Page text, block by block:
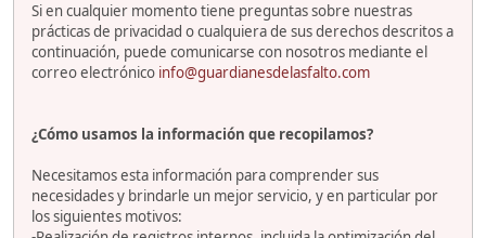
Si en cualquier momento tiene preguntas sobre nuestras
prácticas de privacidad o cualquiera de sus derechos descritos a
continuación, puede comunicarse con nosotros mediante el
correo electrónico info@guardianesdelasfalto.com
¿Cómo usamos la información que recopilamos?
Necesitamos esta información para comprender sus
necesidades y brindarle un mejor servicio, y en particular por
los siguientes motivos: